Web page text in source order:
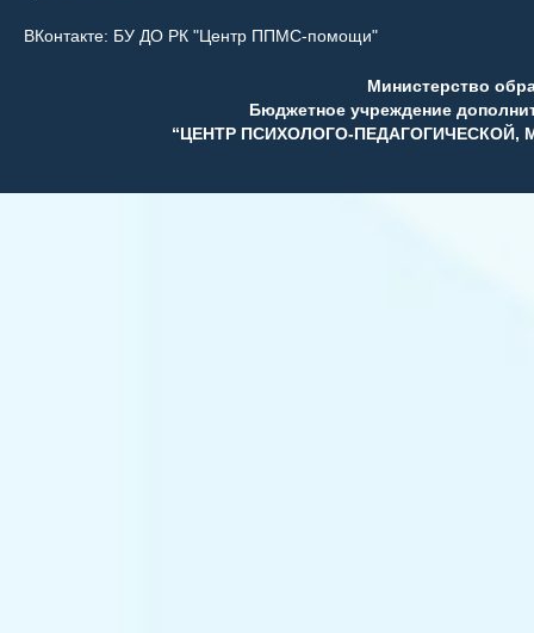
ВКонтакте: БУ ДО РК "Центр ППМС-помощи"
Министерство
Бюджетное учреждение
“ЦЕНТР ПСИХОЛОГО-